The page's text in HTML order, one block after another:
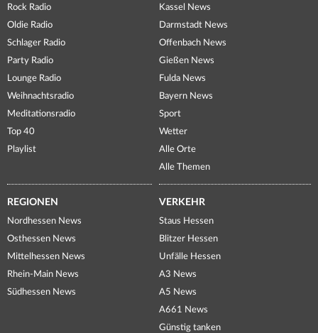
Rock Radio
Oldie Radio
Schlager Radio
Party Radio
Lounge Radio
Weihnachtsradio
Meditationsradio
Top 40
Playlist
Kassel News
Darmstadt News
Offenbach News
Gießen News
Fulda News
Bayern News
Sport
Wetter
Alle Orte
Alle Themen
REGIONEN
Nordhessen News
Osthessen News
Mittelhessen News
Rhein-Main News
Südhessen News
VERKEHR
Staus Hessen
Blitzer Hessen
Unfälle Hessen
A3 News
A5 News
A661 News
Günstig tanken